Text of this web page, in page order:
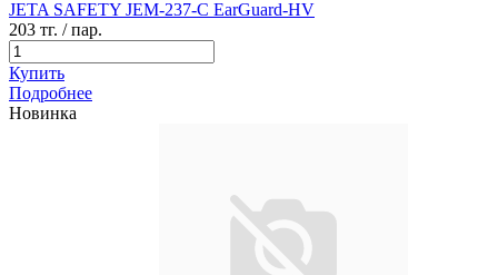
JETA SAFETY JEM-237-C EarGuard-HV
203 тг. / пар.
Купить
Подробнее
Новинка